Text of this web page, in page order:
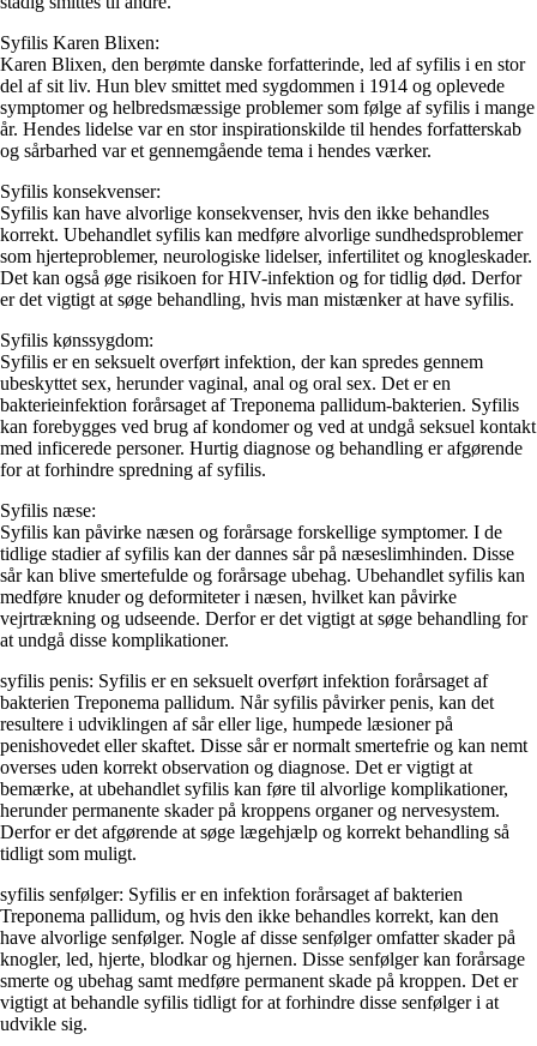
Syfilis Karen Blixen:
Karen Blixen, den berømte danske forfatterinde, led af syfilis i en stor
del af sit liv. Hun blev smittet med sygdommen i 1914 og oplevede
symptomer og helbredsmæssige problemer som følge af syfilis i mange
år. Hendes lidelse var en stor inspirationskilde til hendes forfatterskab
og sårbarhed var et gennemgående tema i hendes værker.
Syfilis konsekvenser:
Syfilis kan have alvorlige konsekvenser, hvis den ikke behandles
korrekt. Ubehandlet syfilis kan medføre alvorlige sundhedsproblemer
som hjerteproblemer, neurologiske lidelser, infertilitet og knogleskader.
Det kan også øge risikoen for HIV-infektion og for tidlig død. Derfor
er det vigtigt at søge behandling, hvis man mistænker at have syfilis.
Syfilis kønssygdom:
Syfilis er en seksuelt overført infektion, der kan spredes gennem
ubeskyttet sex, herunder vaginal, anal og oral sex. Det er en
bakterieinfektion forårsaget af Treponema pallidum-bakterien. Syfilis
kan forebygges ved brug af kondomer og ved at undgå seksuel kontakt
med inficerede personer. Hurtig diagnose og behandling er afgørende
for at forhindre spredning af syfilis.
Syfilis næse:
Syfilis kan påvirke næsen og forårsage forskellige symptomer. I de
tidlige stadier af syfilis kan der dannes sår på næseslimhinden. Disse
sår kan blive smertefulde og forårsage ubehag. Ubehandlet syfilis kan
medføre knuder og deformiteter i næsen, hvilket kan påvirke
vejrtrækning og udseende. Derfor er det vigtigt at søge behandling for
at undgå disse komplikationer.
syfilis penis: Syfilis er en seksuelt overført infektion forårsaget af
bakterien Treponema pallidum. Når syfilis påvirker penis, kan det
resultere i udviklingen af sår eller lige, humpede læsioner på
penishovedet eller skaftet. Disse sår er normalt smertefrie og kan nemt
overses uden korrekt observation og diagnose. Det er vigtigt at
bemærke, at ubehandlet syfilis kan føre til alvorlige komplikationer,
herunder permanente skader på kroppens organer og nervesystem.
Derfor er det afgørende at søge lægehjælp og korrekt behandling så
tidligt som muligt.
syfilis senfølger: Syfilis er en infektion forårsaget af bakterien
Treponema pallidum, og hvis den ikke behandles korrekt, kan den
have alvorlige senfølger. Nogle af disse senfølger omfatter skader på
knogler, led, hjerte, blodkar og hjernen. Disse senfølger kan forårsage
smerte og ubehag samt medføre permanent skade på kroppen. Det er
vigtigt at behandle syfilis tidligt for at forhindre disse senfølger i at
udvikle sig.